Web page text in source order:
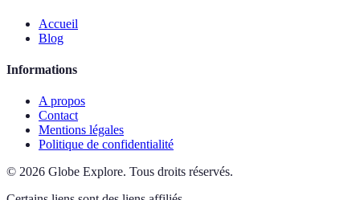
Accueil
Blog
Informations
A propos
Contact
Mentions légales
Politique de confidentialité
© 2026 Globe Explore. Tous droits réservés.